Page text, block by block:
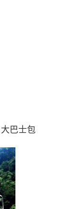
巴士包